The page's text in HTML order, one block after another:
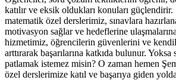
katılır ve eksik oldukları konuları
matematik özel derslerimiz, sınavlara
motivasyon sağlar ve hedeflerine
hizmetimiz, öğrencilerin güvenlerini ve
arttırarak başarılarına katkıda bulunur. Yoksa
patlamak istemez misin? O zaman hemen
özel derslerimize katıl ve başarıya giden